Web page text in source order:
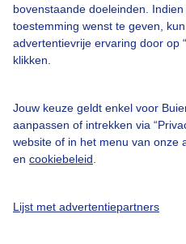
bovenstaande doeleinden.
toestemming wenst te geven,
advertentievrije ervaring door op
klikken.
Jouw keuze geldt enkel voor
aanpassen of intrekken via
website of in het menu van onze
en cookiebeleid
Lijst met advertentiepartners
Bedrijfsgegevens
Veelgestelde vragen
Toegankelijkheid
Gebruikersvoorwaarden
Adverteren
Privacy beleid